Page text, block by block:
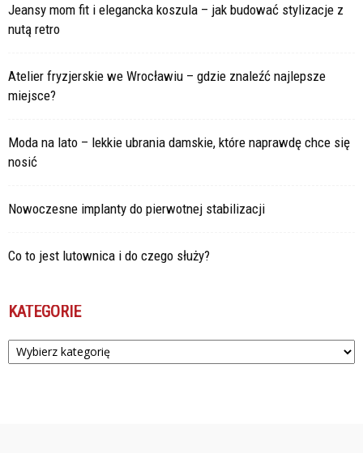
Jeansy mom fit i elegancka koszula – jak budować stylizacje z
nutą retro
Atelier fryzjerskie we Wrocławiu – gdzie znaleźć najlepsze
miejsce?
Moda na lato – lekkie ubrania damskie, które naprawdę chce się
nosić
Nowoczesne implanty do pierwotnej stabilizacji
Co to jest lutownica i do czego służy?
KATEGORIE
Kategorie